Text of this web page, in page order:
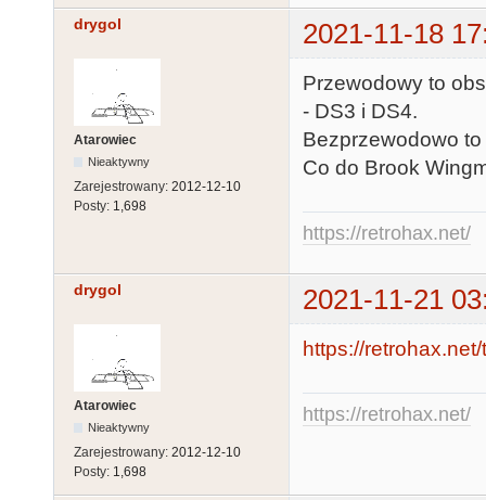
drygol 2021-11-18
Atarowiec
Nieaktywny
Zarejestrowany: 2012-12-10
Posty: 1,698
Przewodowy to
- DS3 i DS4.
Bezprzewodowo
Co do Brook
https://retrohax.net/
drygol 2021-11-21
Atarowiec
Nieaktywny
Zarejestrowany: 2012-12-10
Posty: 1,698
https://
https://retrohax.net/